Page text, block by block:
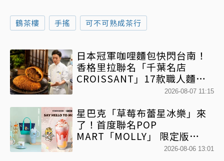
鶴茶樓 手搖 可不可熟成茶行
日本冠軍咖哩麵包快閃台南！
香格里拉聯名「千葉名店
CROISSANT」17款職人麵包
2026-08-07 11:15
星巴克「草莓布蕾星冰樂」來
了！首度聯名POP
MART「MOLLY」 限定版
「MOLLYｘBearista小熊杯」
2026-08-06 13:01